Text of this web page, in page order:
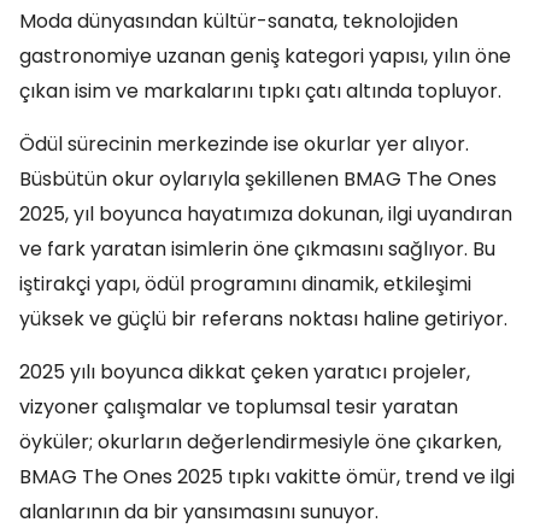
Moda dünyasından kültür-sanata, teknolojiden
gastronomiye uzanan geniş kategori yapısı, yılın öne
çıkan isim ve markalarını tıpkı çatı altında topluyor.
Ödül sürecinin merkezinde ise okurlar yer alıyor.
Büsbütün okur oylarıyla şekillenen BMAG The Ones
2025, yıl boyunca hayatımıza dokunan, ilgi uyandıran
ve fark yaratan isimlerin öne çıkmasını sağlıyor. Bu
iştirakçi yapı, ödül programını dinamik, etkileşimi
yüksek ve güçlü bir referans noktası haline getiriyor.
2025 yılı boyunca dikkat çeken yaratıcı projeler,
vizyoner çalışmalar ve toplumsal tesir yaratan
öyküler; okurların değerlendirmesiyle öne çıkarken,
BMAG The Ones 2025 tıpkı vakitte ömür, trend ve ilgi
alanlarının da bir yansımasını sunuyor.